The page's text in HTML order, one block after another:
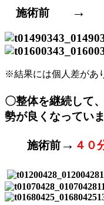
施術前 →
※結果には個人差があ
〇整体を継続して
勢が良くなっていま
施術前→ ４０